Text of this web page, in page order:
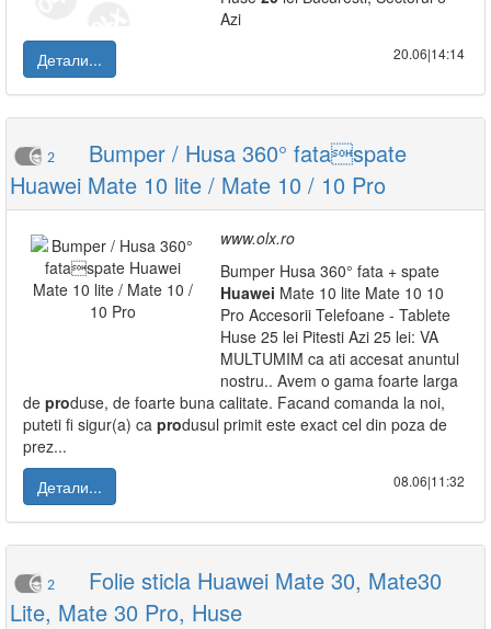
Azi
Детали...
20.06|14:14
2
Bumper / Husa 360° fataspate
Huawei Mate 10 lite / Mate 10 / 10 Pro
www.olx.ro
Bumper Husa 360° fata + spate
Huawei Mate 10 lite Mate 10 10
Pro Accesorii Telefoane - Tablete
Huse 25 lei Pitesti Azi 25 lei: VA
MULTUMIM ca ati accesat anuntul
nostru.. Avem o gama foarte larga
de produse, de foarte buna calitate. Facand comanda la noi,
puteti fi sigur(a) ca produsul primit este exact cel din poza de
prez...
Детали...
08.06|11:32
2
Folie sticla Huawei Mate 30, Mate30
Lite, Mate 30 Pro, Huse